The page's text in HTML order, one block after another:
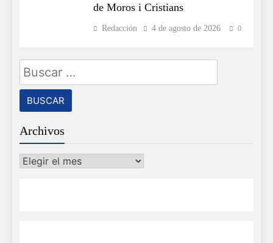
de Moros i Cristians
Redacción 4 de agosto de 2026 0
Buscar:
Archivos
Archivos